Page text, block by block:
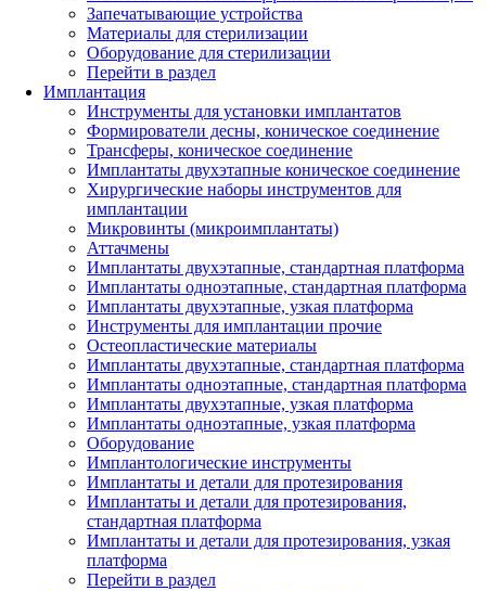
Запечатывающие устройства
Материалы для стерилизации
Оборудование для стерилизации
Перейти в раздел
Имплантация
Инструменты для установки имплантатов
Формирователи десны, коническое соединение
Трансферы, коническое соединение
Имплантаты двухэтапные коническое соединение
Хирургические наборы инструментов для
имплантации
Микровинты (микроимплантаты)
Аттачмены
Имплантаты двухэтапные, стандартная платформа
Имплантаты одноэтапные, стандартная платформа
Имплантаты двухэтапные, узкая платформа
Инструменты для имплантации прочие
Остеопластические материалы
Имплантаты двухэтапные, стандартная платформа
Имплантаты одноэтапные, стандартная платформа
Имплантаты двухэтапные, узкая платформа
Имплантаты одноэтапные, узкая платформа
Оборудование
Имплантологические инструменты
Имплантаты и детали для протезирования
Имплантаты и детали для протезирования,
стандартная платформа
Имплантаты и детали для протезирования, узкая
платформа
Перейти в раздел